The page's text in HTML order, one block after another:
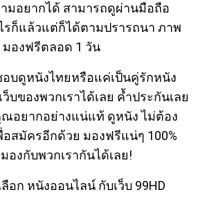
มอยากได้ สามารถดูผ่านมือถือ
ก็แล้วแต่ก็ได้ตามปรารถนา ภาพ
มองฟรีตลอด 1 วัน
บดูหนังไทยหรือแค่เป็นคู่รักหนัง
บของพวกเราได้เลย ค้ำประกันเลย
ณอยากอย่างแน่แท้ ดูหนัง ไม่ต้อง
อสมัครอีกด้วย มองฟรีแน่ๆ 100%
องกับพวกเรากันได้เลย!
อก หนังออนไลน์ กับเว็บ 99HD